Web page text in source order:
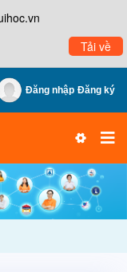
Tải về
Đăng nhập Đăng ký